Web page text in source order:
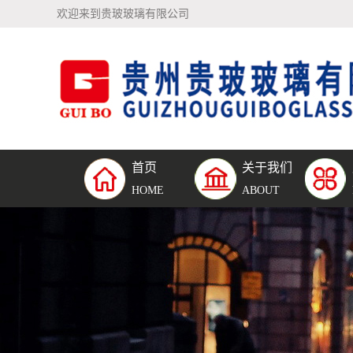
欢迎来到贵玻玻璃有限公司
首页
HOME
关于我们
ABOUT
公司简介 钢化夹
璃
钢化中
璃
单片钢
璃
防弹玻